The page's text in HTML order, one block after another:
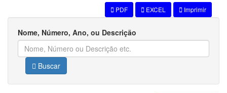
PDF EXCEL Imprimir
Nome, Número, Ano, ou Descrição
Buscar